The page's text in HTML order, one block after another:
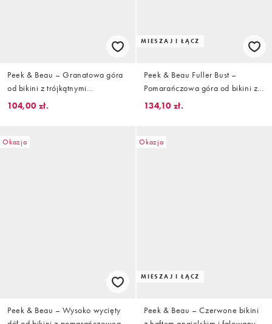
Peek & Beau – Granatowa góra
od bikini z trójkątnymi
miseczkami w kratę vichy
104,00 zł.
MIESZAJ I ŁĄCZ
Peek & Beau Fuller Bust –
Pomarańczowa góra od bikini z
trójkątnymi miseczkami i wzorem
134,10 zł.
Okazja
Peek & Beau – Wysoko wycięty
Okazja
MIESZAJ I ŁĄCZ
Peek & Beau – Czerwone bikini